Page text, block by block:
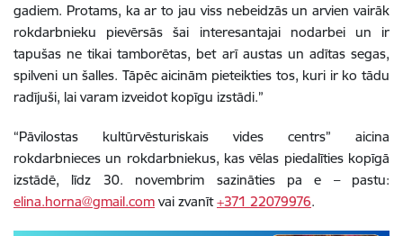
gadiem. Protams, ka ar to jau viss nebeidzās un arvien vairāk
rokdarbnieku pievērsās šai interesantajai nodarbei un ir
tapušas ne tikai tamborētas, bet arī austas un adītas segas,
spilveni un šalles. Tāpēc aicinām pieteikties tos, kuri ir ko tādu
radījuši, lai varam izveidot kopīgu izstādi.”
“Pāvilostas kultūrvēsturiskais vides centrs” aicina
rokdarbnieces un rokdarbniekus, kas vēlas piedalīties kopīgā
izstādē, līdz 30. novembrim sazināties pa e – pastu:
elina.horna@gmail.com vai zvanīt+371 22079976.